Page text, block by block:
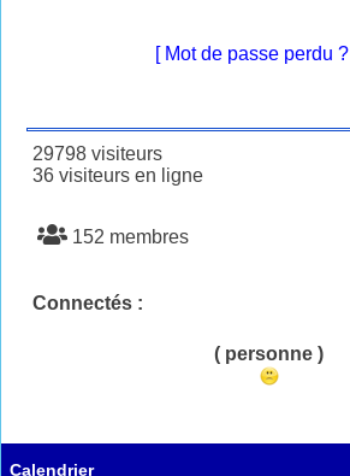
[ Mot de passe perdu ?
29798 visiteurs
36 visiteurs en ligne
152 membres
Connectés :
( personne )
Calendrier